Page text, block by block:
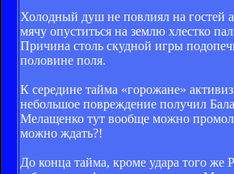
Холодный душ не повлиял на гостей
мячу опуститься на землю хлестко
Причина столь скудной игры
половине поля.
К середине тайма «горожане»
небольшое повреждение получил
Мелащенко тут вообще можно
можно ждать?!
До конца тайма, кроме удара того же